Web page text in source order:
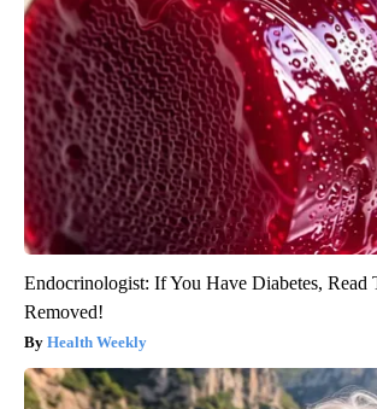
Endocrinologist: If You Have Diabetes, Read
Removed!
Health Weekly